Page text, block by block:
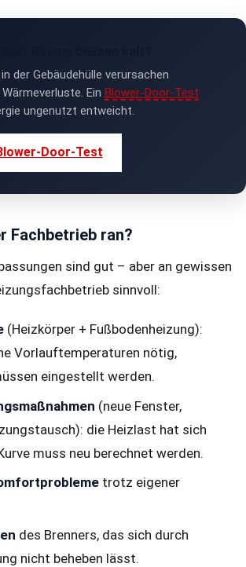
der Gebäudehülle verursachen
Ein Blower-Door-Test
ungenutzt entweicht.
Door-Test
Fachbetrieb ran?
sind gut – aber an gewissen
sinnvoll:
(Heizkörper + Fußbodenheizung):
Vorlauftemperaturen nötig,
eingestellt werden.
(neue Fenster,
die Heizlast hat sich
muss neu berechnet werden.
trotz eigener
des Brenners, das sich durch
nicht beheben lässt.